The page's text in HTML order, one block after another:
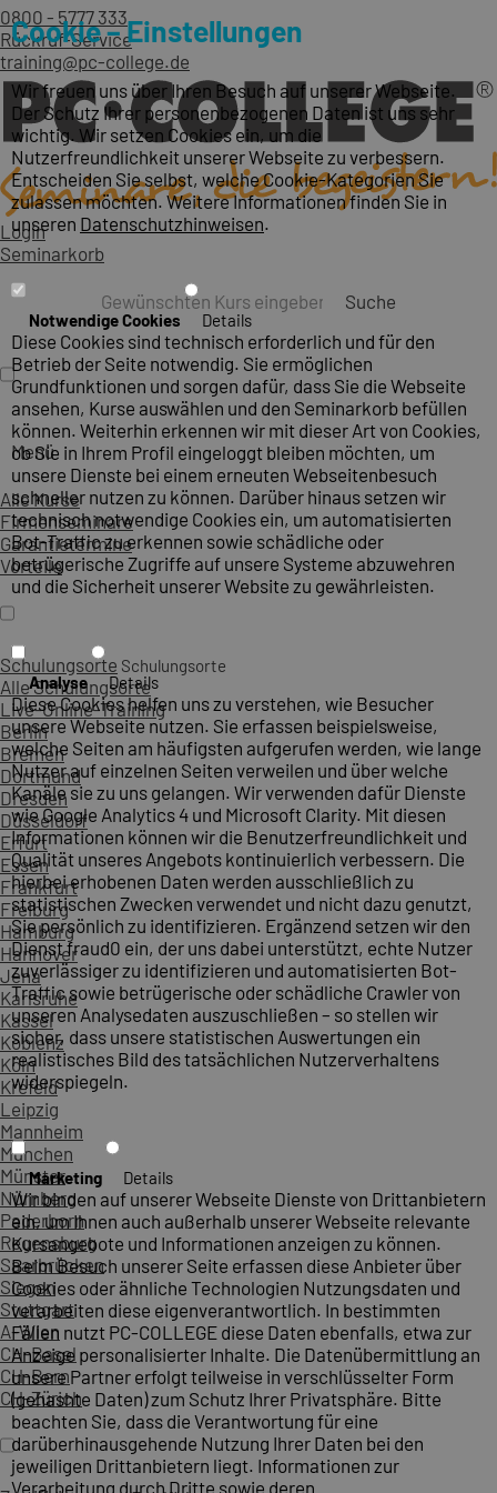
0800 - 5777 333
Rückruf-Service
training@pc-college.de
Login
Seminarkorb
Suche
Menü
Alle Kurse
Firmenseminare
Garantietermine
Vorteile
Schulungsorte Schulungsorte
Alle Schulungsorte
Live-Online-Training
Berlin
Bremen
Dortmund
Dresden
Düsseldorf
Erfurt
Essen
Frankfurt
Freiburg
Hamburg
Hannover
Jena
Karlsruhe
Kassel
Koblenz
Köln
Krefeld
Leipzig
Mannheim
München
Münster
Nürnberg
Paderborn
Regensburg
Saarbrücken
Siegen
Stuttgart
A-Wien
CH-Basel
CH-Bern
CH-Zürich
Cookie – Einstellungen
Wir freuen uns über Ihren Besuch auf unserer Webseite.
Der Schutz Ihrer personenbezogenen Daten ist uns sehr
wichtig. Wir setzen Cookies ein, um die
Nutzerfreundlichkeit unserer Webseite zu verbessern.
Entscheiden Sie selbst, welche Cookie-Kategorien Sie
zulassen möchten. Weitere Informationen finden Sie in
unseren Datenschutzhinweisen.
Notwendige Cookies Details
Diese Cookies sind technisch erforderlich und für den
Betrieb der Seite notwendig. Sie ermöglichen
Grundfunktionen und sorgen dafür, dass Sie die Webseite
ansehen, Kurse auswählen und den Seminarkorb befüllen
können. Weiterhin erkennen wir mit dieser Art von Cookies,
ob Sie in Ihrem Profil eingeloggt bleiben möchten, um
unsere Dienste bei einem erneuten Webseitenbesuch
schneller nutzen zu können. Darüber hinaus setzen wir
technisch notwendige Cookies ein, um automatisierten
Bot-Traffic zu erkennen sowie schädliche oder
betrügerische Zugriffe auf unsere Systeme abzuwehren
und die Sicherheit unserer Website zu gewährleisten.
Analyse Details
Diese Cookies helfen uns zu verstehen, wie Besucher
unsere Webseite nutzen. Sie erfassen beispielsweise,
welche Seiten am häufigsten aufgerufen werden, wie lange
Nutzer auf einzelnen Seiten verweilen und über welche
Kanäle sie zu uns gelangen. Wir verwenden dafür Dienste
wie Google Analytics 4 und Microsoft Clarity. Mit diesen
Informationen können wir die Benutzerfreundlichkeit und
Qualität unseres Angebots kontinuierlich verbessern. Die
hierbei erhobenen Daten werden ausschließlich zu
statistischen Zwecken verwendet und nicht dazu genutzt,
Sie persönlich zu identifizieren. Ergänzend setzen wir den
Dienst fraud0 ein, der uns dabei unterstützt, echte Nutzer
zuverlässiger zu identifizieren und automatisierten Bot-
Traffic sowie betrügerische oder schädliche Crawler von
unseren Analysedaten auszuschließen – so stellen wir
sicher, dass unsere statistischen Auswertungen ein
realistisches Bild des tatsächlichen Nutzerverhaltens
widerspiegeln.
Marketing Details
Wir binden auf unserer Webseite Dienste von Drittanbietern
ein, um Ihnen auch außerhalb unserer Webseite relevante
Kursangebote und Informationen anzeigen zu können.
Beim Besuch unserer Seite erfassen diese Anbieter über
Cookies oder ähnliche Technologien Nutzungsdaten und
verarbeiten diese eigenverantwortlich. In bestimmten
Fällen nutzt PC-COLLEGE diese Daten ebenfalls, etwa zur
Anzeige personalisierter Inhalte. Die Datenübermittlung an
unsere Partner erfolgt teilweise in verschlüsselter Form
(gehashte Daten) zum Schutz Ihrer Privatsphäre. Bitte
beachten Sie, dass die Verantwortung für eine
darüberhinausgehende Nutzung Ihrer Daten bei den
jeweiligen Drittanbietern liegt. Informationen zur
Verarbeitung durch Dritte sowie deren